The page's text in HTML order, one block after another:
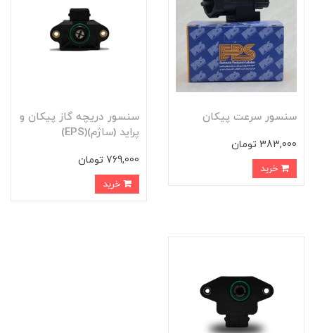
سنسور سرعت پیکان
383,000 تومان
سنسور دریچه گاز پیکان و
پراید (ساژم)(EPS)
769,000 تومان